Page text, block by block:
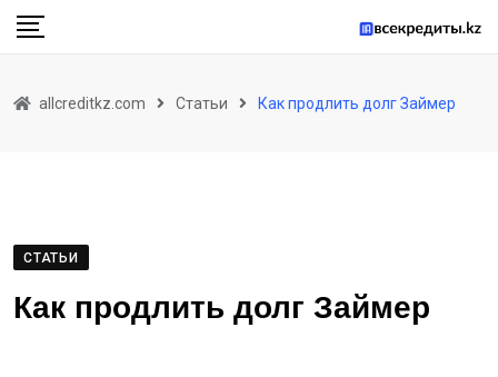
Skip
allcreditkz.com Статьи Как продлить долг Займер
СТАТЬИ
Как продлить долг Займер